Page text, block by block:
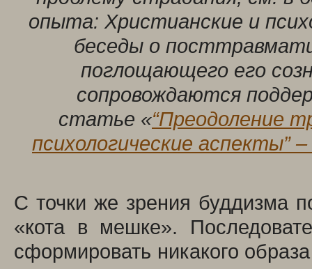
опыта: Христианские и
беседы о
поглощающего его
сопровождаются
статье «“Преодоление
психологические аспекты”
С точки же зрения буддизма
«кота в мешке».
сформировать никакого